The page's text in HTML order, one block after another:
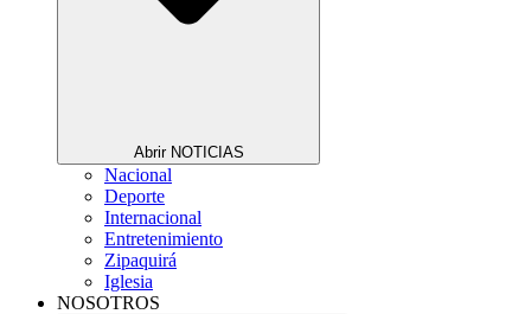
Abrir NOTICIAS
Nacional
Deporte
Internacional
Entretenimiento
Zipaquirá
Iglesia
NOSOTROS